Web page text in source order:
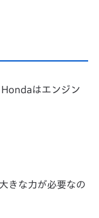
はエンジン
きな力が必要なの